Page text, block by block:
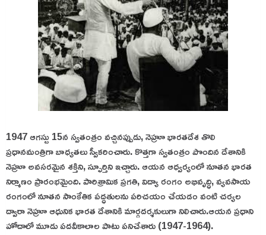
1947 ఆగస్టు 15న స్వతంత్రం వచ్చినప్పుడు, నెహ్రూ భారతదేశ తొలి
ప్రధానమంత్రిగా బాధ్యతలు స్వీకరించారు. కొత్తగా స్వతంత్రం పొందిన దేశానికి
నెహ్రూ అవసరమైన శక్తిని, స్ఫూర్తిని ఇచ్చారు. ఆయన ఆధ్వర్యంలో నూతన భారత
నిర్మాణం ప్రారంభమైంది. పారిశ్రామిక ప్రగతి, విద్యా రంగం అభివృద్ధి, వ్యవసాయ
రంగంలో నూతన సాంకేతిక పద్ధతులను పరిచయం చేయడం వంటి చర్యల
ద్వారా నెహ్రూ ఆధునిక భారత దేశానికి మార్గదర్శకులుగా నిలిచారు.ఆయన ప్రధాని
హోదాలో మూడు పదవీకాలాల పాటు పనిచేశారు (1947-1964).